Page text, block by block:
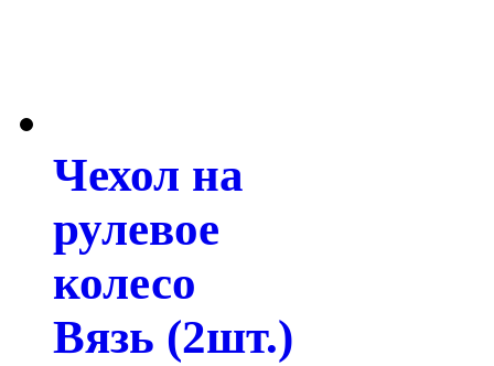
Чехол на
рулевое
колесо
Вязь (2шт.)